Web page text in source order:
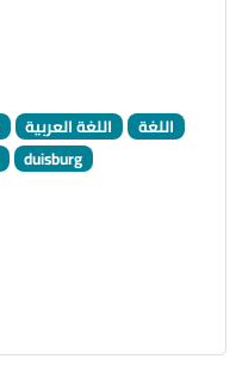
اللغة العربية
اللغة
duisburg